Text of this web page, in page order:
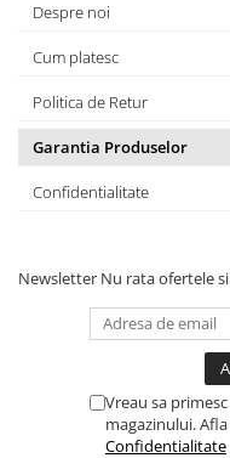
Despre noi
Cum platesc
Politica de Retur
Garantia Produselor
Confidentialitate
Newsletter Nu rata ofertele
Vreau sa
magazinului.
Confidentialitate